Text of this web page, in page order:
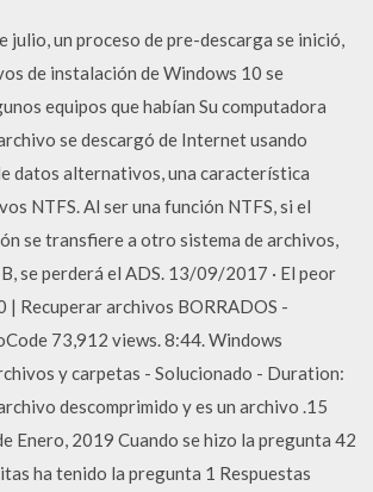
julio, un proceso de pre-descarga se inició,
de instalación de Windows 10 se
equipos que habían Su computadora
se descargó de Internet usando
datos alternativos, una característica
NTFS. Al ser una función NTFS, si el
se transfiere a otro sistema de archivos,
se perderá el ADS. 13/09/2017 · El peor
| Recuperar archivos BORRADOS -
73,912 views. 8:44. Windows
y carpetas - Solucionado - Duration:
descomprimido y es un archivo .15
Enero, 2019 Cuando se hizo la pregunta 42
ha tenido la pregunta 1 Respuestas